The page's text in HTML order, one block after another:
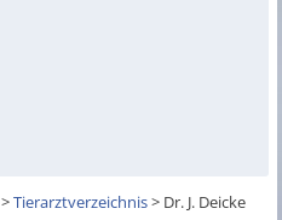
>Tierarztverzeichnis> Dr. J. Deicke